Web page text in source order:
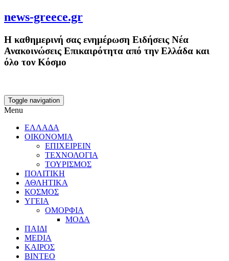
news-greece.gr
Η καθημερινή σας ενημέρωση Ειδήσεις Νέα
Ανακοινώσεις Επικαιρότητα από την Ελλάδα και
όλο τον Κόσμο
Toggle navigation
Menu
ΕΛΛΑΔΑ
ΟΙΚΟΝΟΜΙΑ
ΕΠΙΧΕΙΡΕΙΝ
ΤΕΧΝΟΛΟΓΙΑ
ΤΟΥΡΙΣΜΟΣ
ΠΟΛΙΤΙΚΗ
ΑΘΛΗΤΙΚΑ
ΚΟΣΜΟΣ
ΥΓΕΙΑ
ΟΜΟΡΦΙΑ
ΜΟΔΑ
ΠΑΙΔΙ
MEDIA
ΚΑΙΡΟΣ
ΒΙΝΤΕΟ